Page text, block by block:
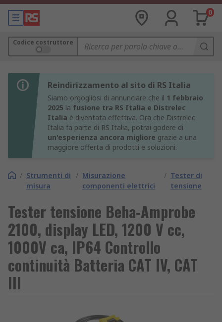
0
Codice costruttore
Reindirizzamento al sito di RS Italia
Siamo orgogliosi di annunciare che il 1 febbraio
2025 la fusione tra RS Italia e Distrelec
Italia è diventata effettiva. Ora che Distrelec
Italia fa parte di RS Italia, potrai godere di
un'esperienza ancora migliore grazie a una
maggiore offerta di prodotti e soluzioni.
/ Strumenti di
misura
/ Misurazione
componenti elettrici
/ Tester di
tensione
Tester tensione Beha-Amprobe
2100, display LED, 1200 V cc,
1000V ca, IP64 Controllo
continuità Batteria CAT IV, CAT
III